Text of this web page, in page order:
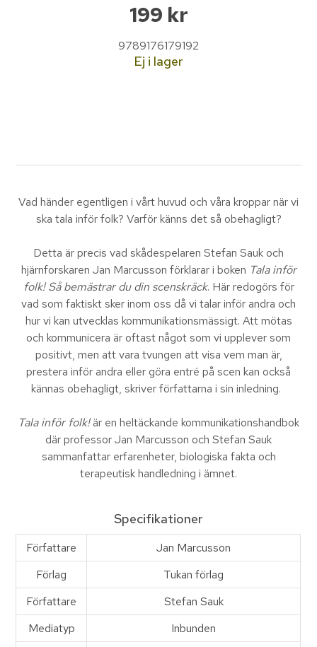
199 kr
9789176179192
Ej i lager
Vad händer egentligen i vårt huvud och våra kroppar när vi
ska tala inför folk? Varför känns det så obehagligt?
Detta är precis vad skådespelaren Stefan Sauk och
hjärnforskaren Jan Marcusson förklarar i boken Tala inför
folk! Så bemästrar du din scenskräck. Här redogörs för
vad som faktiskt sker inom oss då vi talar inför andra och
hur vi kan utvecklas kommunikationsmässigt. Att mötas
och kommunicera är oftast något som vi upplever som
positivt, men att vara tvungen att visa vem man är,
prestera inför andra eller göra entré på scen kan också
kännas obehagligt, skriver författarna i sin inledning.
Tala inför folk!är en heltäckande kommunikationshandbok
där professor Jan Marcusson och Stefan Sauk
sammanfattar erfarenheter, biologiska fakta och
terapeutisk handledning i ämnet.
Specifikationer
Författare
Jan Marcusson
Förlag
Tukan förlag
Författare
Stefan Sauk
Mediatyp
Inbunden